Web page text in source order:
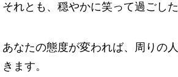
それとも、穏やかに笑って過ごし
あなたの態度が変われば、周りの
きます。